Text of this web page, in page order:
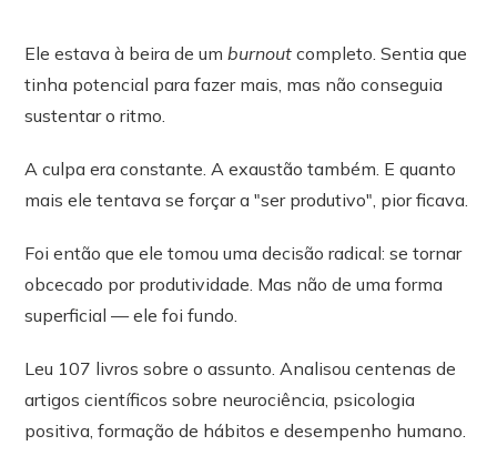
Ele estava à beira de umburnoutcompleto. Sentia que
tinha potencial para fazer mais, mas não conseguia
sustentar o ritmo.
A culpa era constante. A exaustão também. E quanto
mais ele tentava se forçar a "ser produtivo", pior ficava.
Foi então que ele tomou uma decisão radical: se tornar
obcecado por produtividade. Mas não de uma forma
superficial — ele foi fundo.
Leu 107 livros sobre o assunto. Analisou centenas de
artigos científicos sobre neurociência, psicologia
positiva, formação de hábitos e desempenho humano.